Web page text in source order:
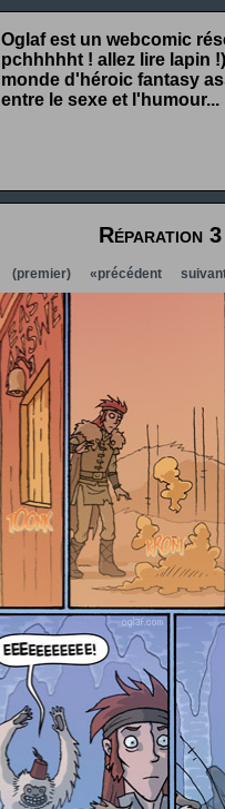
Oglaf est un webcomic
pchhhhht ! allez lire lapin
monde d'héroic fantasy
entre le sexe et l'humour...
Réparation 3
(premier) «précédent